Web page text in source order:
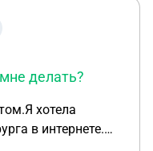
делать?
хотела
в интернете.